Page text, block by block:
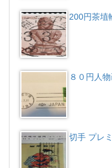
200円茶
８０円人
切手 プレ